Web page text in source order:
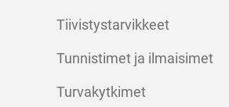
Tiivistystarvikkeet
Tunnistimet ja ilmaisimet
Turvakytkimet